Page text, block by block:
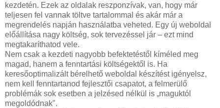
kezdetén. Ezek az oldalak reszponzívak, van, hogy már
teljesen fel vannak töltve tartalommal és akár már a
megrendelés napján használatba veheted. Egy új weboldal
előállítása nagy költség, sok tervezéssel jár – ezt mind
megtakaríthatod vele.
Nem csak a kezdeti nagyobb befektetéstől kíméled meg
magad, hanem a fenntartási költségektől is. Ha
keresőoptimalizált bérelhető weboldal készítést igényelsz,
nem kell fenntartanod fejlesztői csapatot, a felmerülő
problémák sok esetben a jelzésed nélkül is „maguktól
megoldódnak".